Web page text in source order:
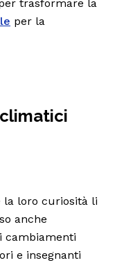
trasformare la
per la
la loro curiosità li
anche
cambiamenti
e insegnanti